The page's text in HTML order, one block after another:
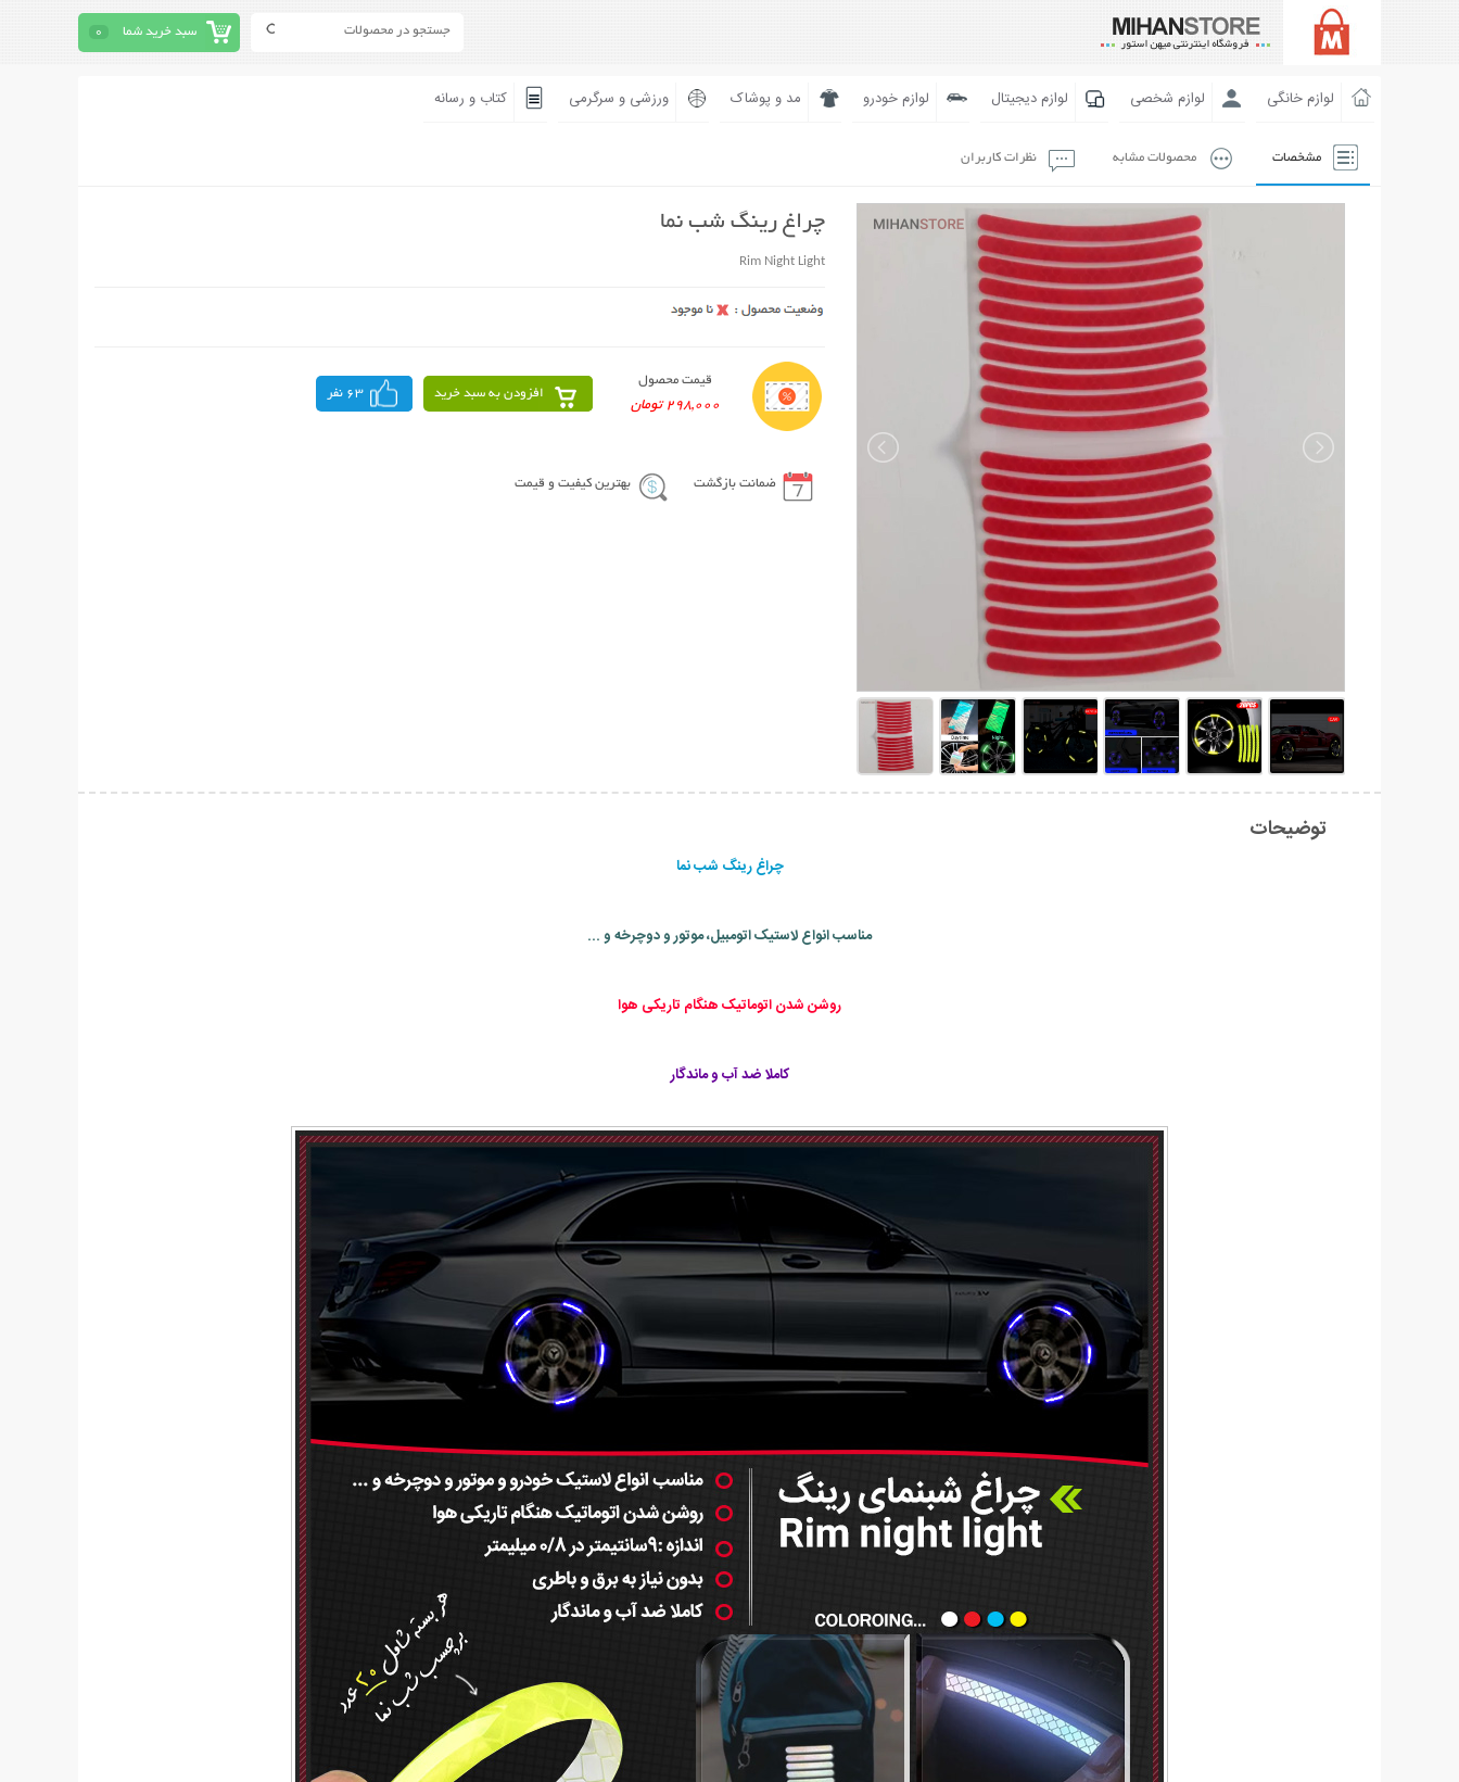
سبد خرید شما 0
لوازم خانگی لوازم شخصی لوازم دیجیتال لوازم خودرو مد و پوشاک ورزشی و سرگرمی کتاب و رسانه
مشخصات محصولات مشابه نظرات کاربران
چراغ رینگ شب نما
Rim Night Light
قیمت محصول
298,000 تومان
افزودن به سبد خرید 63 نفر
ضمانت بازگشت بهترین کیفیت و قیمت
توضیحات
چراغ رینگ شب نما
مناسب انواع لاستیک اتومبیل، موتور و دوچرخه و ...
روشن شدن اتوماتیک هنگام تاریکی هوا
کاملا ضد آب و ماندگار